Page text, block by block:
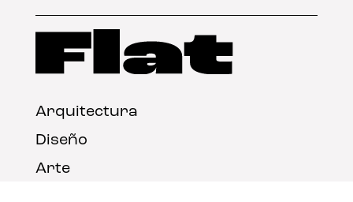
Arquitectura
Diseño
Arte